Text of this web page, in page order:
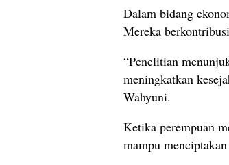
Dalam bidang
Mereka
“Penelitian
meningkatkan
Wahyuni.
Ketika perempuan
mampu